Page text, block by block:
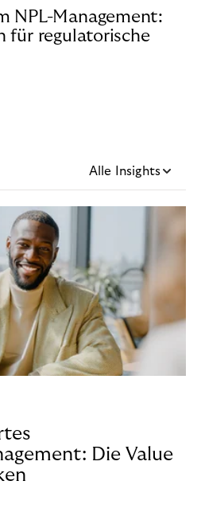
NPL-Management:
für regulatorische
Alle Insights
Die Value